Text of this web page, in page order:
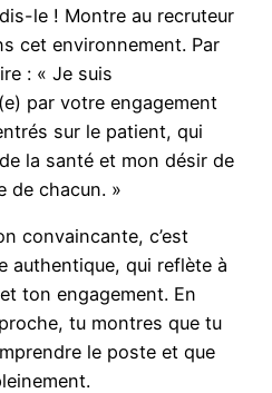
le ! Montre au recruteur
cet environnement. Par
: « Je suis
par votre engagement
sur le patient, qui
la santé et mon désir de
de chacun. »
convaincante, c’est
authentique, qui reflète à
ton engagement. En
tu montres que tu
le poste et que